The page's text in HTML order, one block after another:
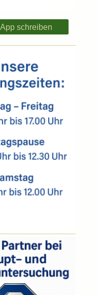
schreiben